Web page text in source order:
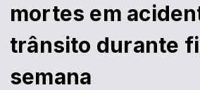
mortes em
trânsito durante
semana